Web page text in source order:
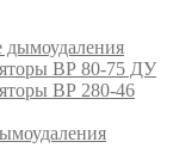
дымоудаления
ВР 80-75 ДУ
ВР 280-46